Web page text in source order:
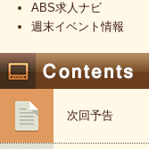
ABS求人ナビ
週末イベント情報
次回予告